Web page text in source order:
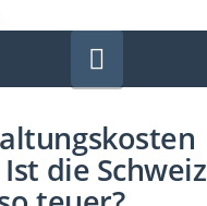
die Schweiz